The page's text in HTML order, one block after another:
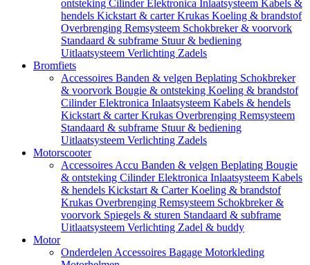
ontsteking CilinderElektronica Inlaatsysteem Kabels &
hendels Kickstart & carterKrukas Koeling & brandstof
Overbrenging Remsysteem Schokbreker & voorvork
Standaard & subframe Stuur & bediening
Uitlaatsysteem Verlichting Zadels
Bromfiets
Accessoires Banden & velgen Beplating Schokbreker
& voorvork Bougie & ontsteking Koeling & brandstof
CilinderElektronica Inlaatsysteem Kabels & hendels
Kickstart & carterKrukas Overbrenging Remsysteem
Standaard & subframe Stuur & bediening
Uitlaatsysteem Verlichting Zadels
Motorscooter
Accessoires Accu Banden & velgen Beplating Bougie
& ontsteking CilinderElektronica Inlaatsysteem Kabels
& hendels Kickstart & CarterKoeling & brandstof
Krukas Overbrenging Remsysteem Schokbreker &
voorvork Spiegels & sturen Standaard & subframe
Uitlaatsysteem Verlichting Zadel & buddy
Motor
Onderdelen Accessoires Bagage Motorkleding